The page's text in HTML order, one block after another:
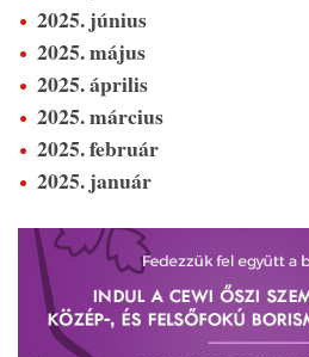
2025. június
2025. május
2025. április
2025. március
2025. február
2025. január